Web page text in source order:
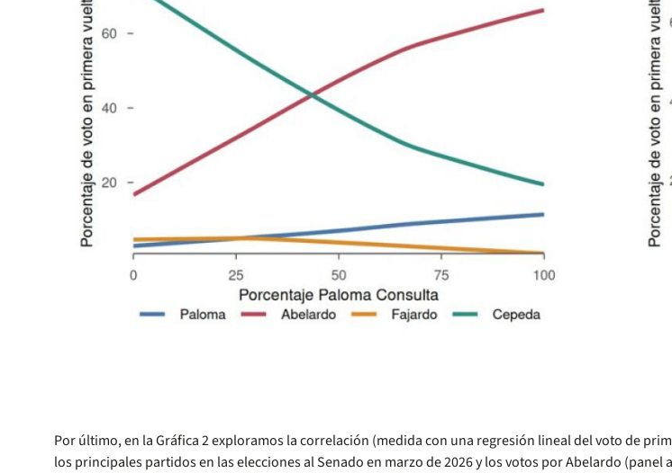
Por último, en la Gráfica 2 exploramos la correlación (medida con una regresión lineal del voto de
los principales partidos en las elecciones al Senado en marzo de 2026 y los votos por Abelardo